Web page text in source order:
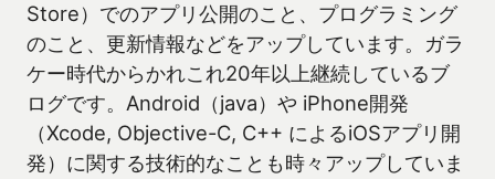
Store）でのアプリ公開のこと、プログラミング
のこと、更新情報などをアップしています。ガラ
ケー時代からかれこれ20年以上継続しているブ
ログです。Android（java）や iPhone開発
（Xcode, Objective-C, C++ によるiOSアプリ開
発）に関する技術的なことも時々アップしていま